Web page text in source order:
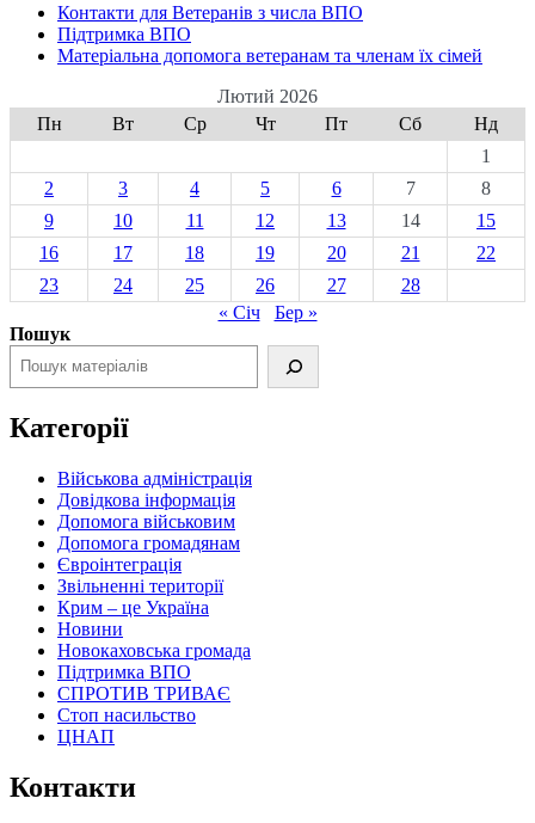
Контакти для Ветеранів з числа ВПО
Підтримка ВПО
Матеріальна допомога ветеранам та членам їх сімей
Лютий 2026
Пн
Вт Ср Чт Пт Сб
Нд
1
2
3 4 5 6 7
8
9
10 11 12 13 14
15
16
17 18 19 20 21
22
23
24 25 26 27
28
« Січ
Бер »
Пошук
Категорії
Військова адміністрація
Довідкова інформація
Допомога військовим
Допомога громадянам
Євроінтеграція
Звільненні території
Крим – це Україна
Новини
Новокаховська громада
Підтримка ВПО
СПРОТИВ ТРИВАЄ
Стоп насильство
ЦНАП
Контакти